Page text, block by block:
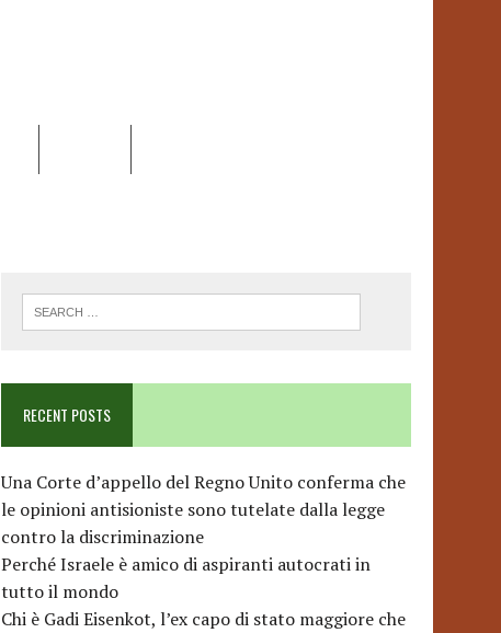
RECENT POSTS
Una Corte d’appello del Regno Unito conferma che
le opinioni antisioniste sono tutelate dalla legge
contro la discriminazione
Perché Israele è amico di aspiranti autocrati in
tutto il mondo
Chi è Gadi Eisenkot, l’ex capo di stato maggiore che